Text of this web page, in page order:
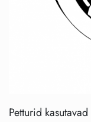
Petturid